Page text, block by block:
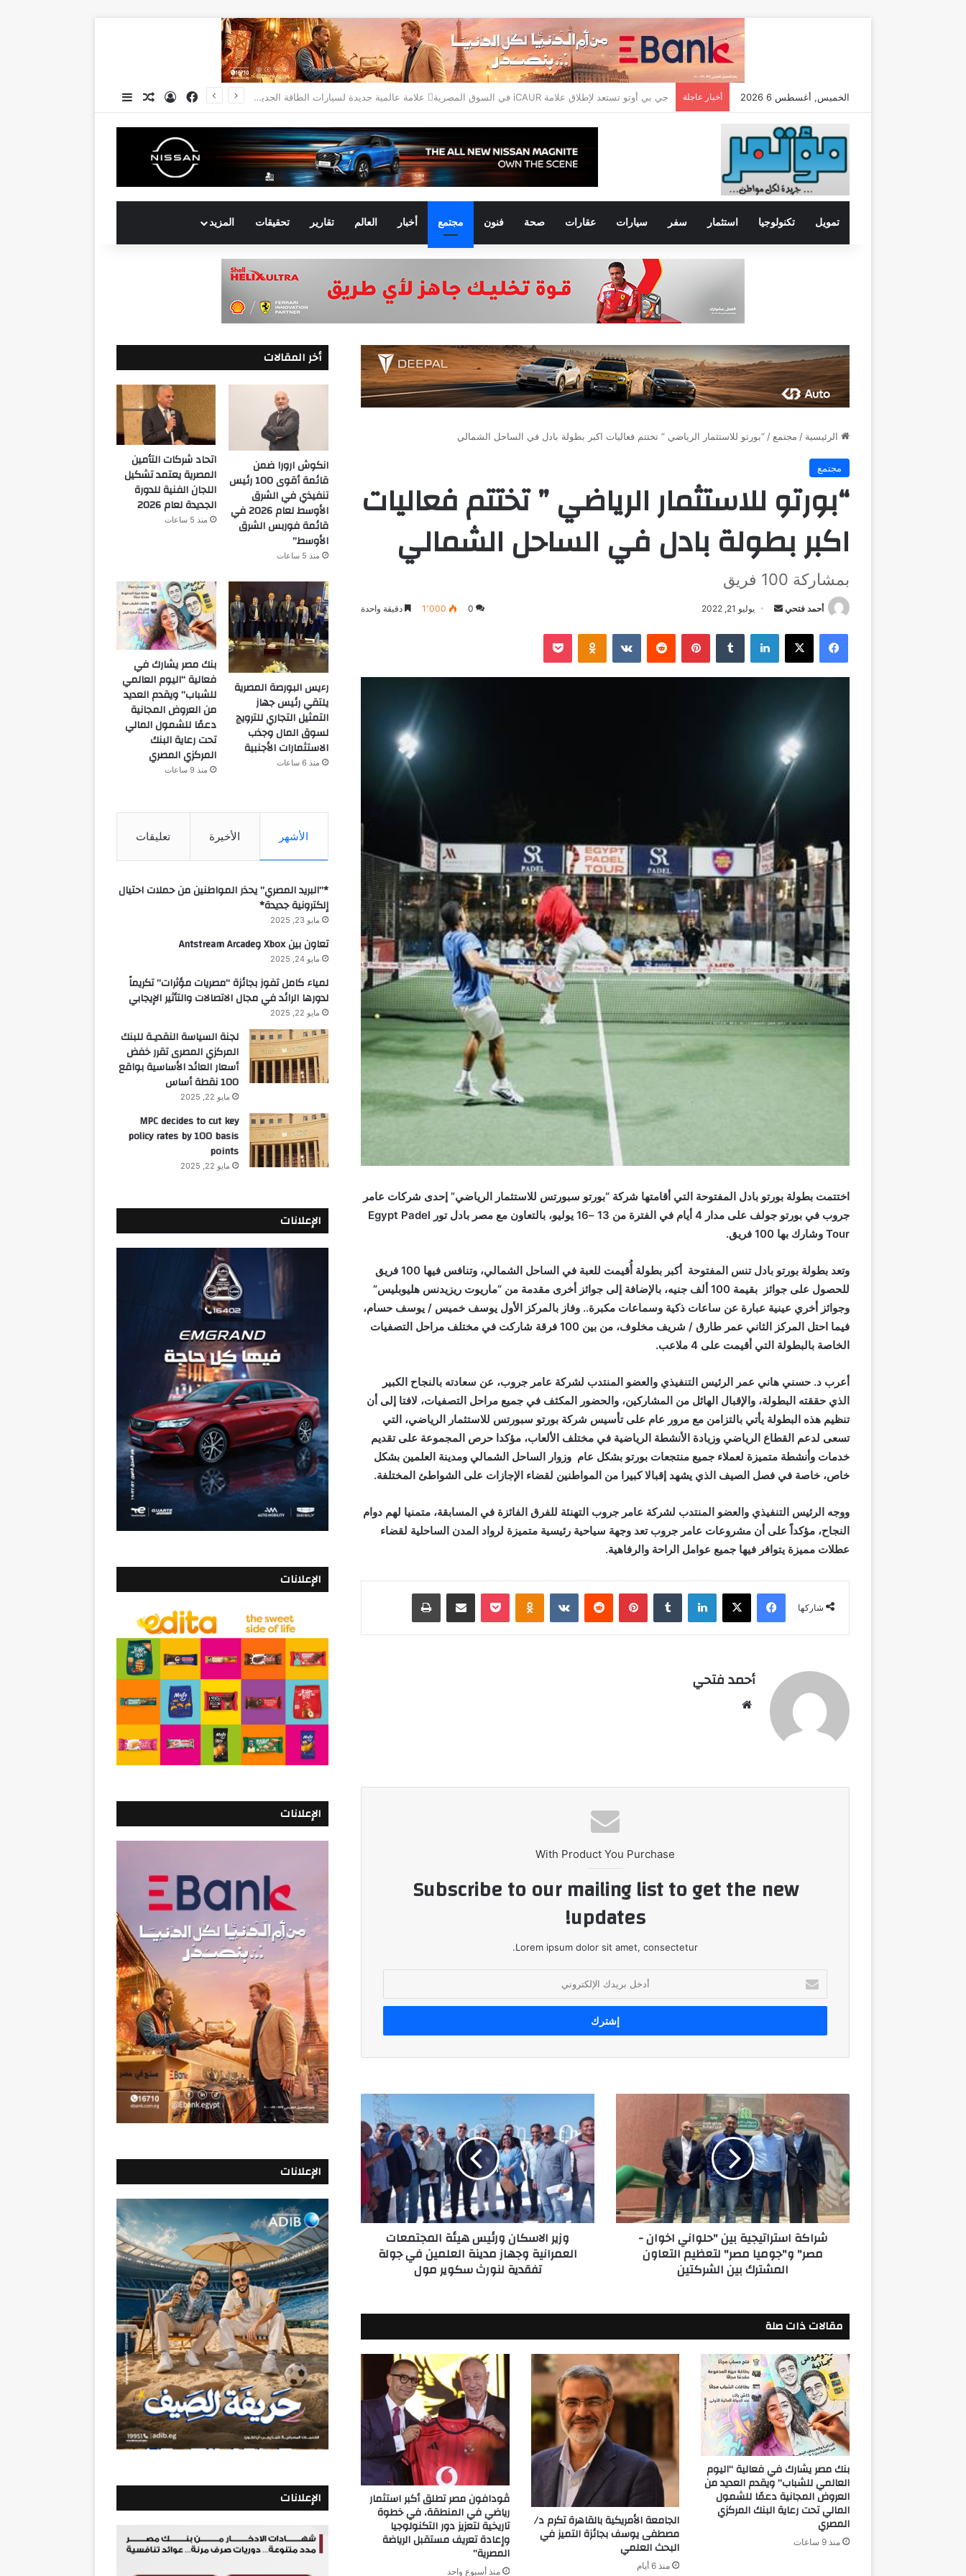
الخميس, أغسطس 6 2026 أخبار عاجلة انكوش ارورا ضمن قائمة أقوى 100 رئيس تنفيذي في الشرق الأوسط لعام 2026 في قائمة فوربس الشرق الأوسط” فيسبوكتسجيل الدخول
مقال عشوائي
إضافة عمود جانبي
تمويل تكنولوجيا استثمار سفر سيارات عقارات صحة فنون مجتمع أخبار العالم تقارير تحقيقات المزيد
الرئيسية / مجتمع / “بورتو للاستثمار الرياضي ” تختتم فعاليات اكبر بطولة بادل في الساحل الشمالي
مجتمع
“بورتو للاستثمار الرياضي ” تختتم فعاليات
اكبر بطولة بادل في الساحل الشمالي
بمشاركة 100 فريق
أحمد فتحي
أرسل
إلكترونيا
يوليو 21, 2022 0 1٬000 دقيقة واحدة
فيسبوك ‫X لينكدإن بينتيريست Odnoklassniki
‫Pocket
اختتمت بطولة بورتو بادل المفتوحة التي أقامتها شركة “بورتو سبورتس للاستثمار الرياضي” إحدى شركات عامر
جروب في بورتو جولف على مدار 4 أيام في الفترة من 13
–16 يوليو، بالتعاون مع مصر بادل تور
Egypt Padel
Tour وشارك بها
وتعد بطولة بورتو بادل تنس المفتوحة أكبر بطولة أُقيمت للعبة في الساحل الشمالي، وتنافس فيها 100 فريق
للحصول على جوائز بقيمة 100 ألف جنيه، بالإضافة إلى جوائز أخرى مقدمة من “ماريوت ريزيدنس هليوبليس”
وجوائز أخري عينية عبارة عن ساعات ذكية وسماعات مكبرة.. وفاز بالمركز الأول يوسف خميس / يوسف حسام،
فيما احتل المركز الثاني عمر طارق / شريف مخلوف، من بين 100 فرقة شاركت في مختلف مراحل التصفيات
الخاصة بالبطولة التي أقيمت على 4 ملاعب.
أعرب د. حسني هاني عمر الرئيس التنفيذي والعضو المنتدب لشركة عامر جروب، عن سعادته بالنجاح الكبير
الذي حققته البطولة، والإقبال الهائل من المشاركين، والحضور المكثف في جميع مراحل التصفيات، لافتا إلى أن
تنظيم هذه البطولة يأتي بالتزامن مع مرور عام على تأسيس شركة بورتو سبورتس للاستثمار الرياضي، التي
تسعى لدعم القطاع الرياضي وزيادة الأنشطة الرياضية في مختلف الألعاب، مؤكدا حرص المجموعة على تقديم
خدمات وأنشطة متميزة لعملاء جميع منتجعات بورتو بشكل عام وزوار الساحل الشمالي ومدينة العلمين بشكل
خاص، خاصة في فصل الصيف الذي يشهد إقبالا كبيرا من المواطنين لقضاء الإجازات على الشواطئ المختلفة.
ووجه الرئيس التنفيذي والعضو المنتدب لشركة عامر جروب التهنئة للفرق الفائزة في المسابقة، متمنيا لهم دوام
النجاح، مؤكداً على أن مشروعات عامر جروب تعد وجهة سياحية رئيسية متميزة لرواد المدن الساحلية لقضاء
عطلات مميزة يتوافر فيها جميع عوامل الراحة والرفاهية.
شاركها
فيسبوك ‫X لينكدإن بينتيريست Odnoklassniki
‫Pocket مشاركة عبر البريد طباعة
أحمد فتحي
With Product You Purchase
Subscribe to our mailing list to get the new
updates!
Lorem ipsum dolor sit amet, consectetur.
بريدك
الإلكتروني
"حلواني
اخوان
-
مصر"
و"جوميا
مصر"
لتعظيمشراكة استراتيجية بين "حلواني اخوان -
مصر" و"جوميا مصر" لتعظيم التعاون
المشترك بين الشركتين
الاسكان
ورئيس
هيئة
المجتمعات
العمرانية
وجهاز
مدينة
العلمين
مول
وزير الاسكان ورئيس هيئة المجتمعات
العمرانية وجهاز مدينة العلمين في جولة
تفقدية لنورث سكوير مول
مقالات ذات صلة
بنك مصر يشارك في فعالية “اليوم
العالمي للشباب” ويقدم العديد من
العروض المجانية دعمًا للشمول
المالي تحت رعاية البنك المركزي
المصري
منذ 9 ساعات
الجامعة الأمريكية بالقاهرة تكرم د/
مصطفى يوسف بجائزة التميز في
البحث العلمي
منذ 6 أيام
ڤودافون مصر تطلق أكبر استثمار
رياضي في المنطقة، في خطوة
تاريخية لتعزيز دور التكنولوجيا
وإعادة تعريف مستقبل الرياضة
المصرية”
منذ أسبوع واحد
أخر المقالات
انكوش ارورا ضمن
قائمة أقوى 100 رئيس
تنفيذي في الشرق
الأوسط لعام 2026 في
قائمة فوربس الشرق
الأوسط”
منذ 5 ساعات
اتحاد شركات التأمين
المصرية يعتمد تشكيل
اللجان الفنية للدورة
الجديدة لعام 2026
منذ 5 ساعات
رءيس البورصة المصرية
يلتقي رئيس جهاز
التمثيل التجاري للترويج
لسوق المال وجذب
الاستثمارات الأجنبية
منذ 6 ساعات
بنك مصر يشارك في
فعالية “اليوم العالمي
للشباب” ويقدم العديد
من العروض المجانية
دعمًا للشمول المالي
تحت رعاية البنك
المركزي المصري
منذ 9 ساعات
الأشهر الأخيرة تعليقات
*”البريد المصري” يحذر المواطنين من حملات احتيال
إلكترونية جديدة*
مايو 23, 2025
تعاون بين Xbox وAntstream Arcade
مايو 24, 2025
لمياء كامل تفوز بجائزة “مصريات مؤثرات” تكريماً
لدورها الرائد في مجال الاتصالات والتأثير الإيجابي
مايو 22, 2025
لجنة السياسة النقديـة للبنك
المركزي المصرى تقرر خفض
أسعار العائد الأساسية بواقع
100 نقطة أساس
مايو 22, 2025
MPC decides to cut key
policy rates by 100 basis
points
مايو 22, 2025
الإعلانات
الإعلانات
الإعلانات
الإعلانات
الإعلانات